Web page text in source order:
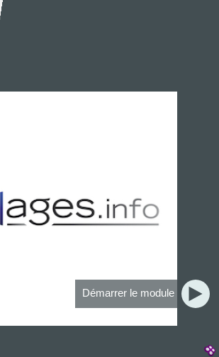
Démarrer le module